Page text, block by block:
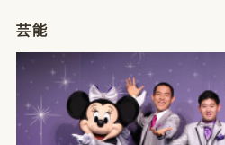
芸能